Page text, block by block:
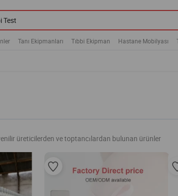
Tanı Ekipmanları Tıbbi Ekipman Hastane Mobilyası
üreticilerden ve toptancılardan bulunan ürünler